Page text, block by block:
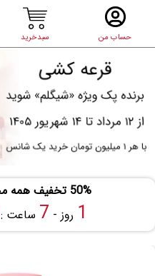
حساب من سبدخرید
50% تخفیف همه محصولات ویژه تابستان
1 روز - 7 ساعت :